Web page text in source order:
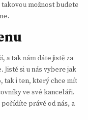
možnost budete
a tak nám dáte jistě za
Jistě si u nás vybere jak
tak i ten, který chce mít
ve své kanceláři.
právě od nás, a